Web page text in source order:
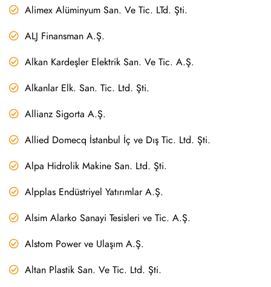
Alimex Alüminyum San. Ve Tic. LTd. Şti.
ALJ Finansman A.Ş.
Alkan Kardeşler Elektrik San. Ve Tic. A.Ş.
Alkanlar Elk. San. Tic. Ltd. Şti.
Allianz Sigorta A.Ş.
Allied Domecq İstanbul İç ve Dış Tic. Ltd. Şti.
Alpa Hidrolik Makine San. Ltd. Şti.
Alpplas Endüstriyel Yatırımlar A.Ş.
Alsim Alarko Sanayi Tesisleri ve Tic. A.Ş.
Alstom Power ve Ulaşım A.Ş.
Altan Plastik San. Ve Tic. Ltd. Şti.